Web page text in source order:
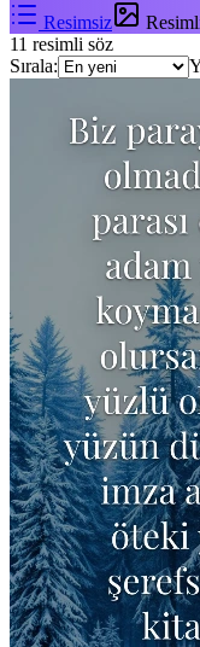
Resimsiz
11 resimli söz
Sırala: